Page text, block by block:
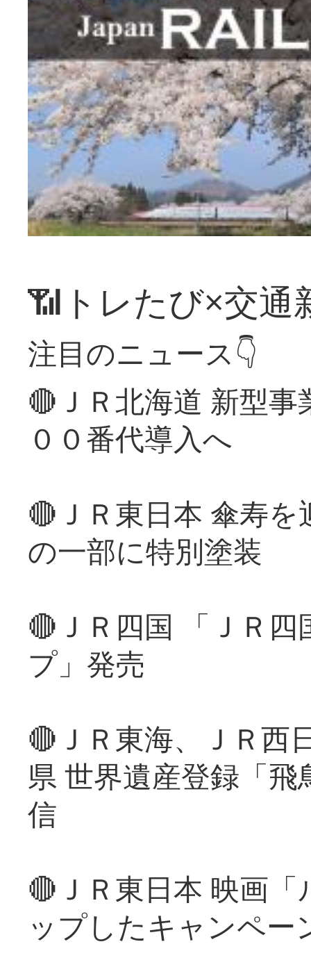
📶トレたび×交通
注目のニュース👇
🔴ＪＲ北海道 新型
００番代導入へ
🔴ＪＲ東日本 傘寿
の一部に特別塗装
🔴ＪＲ四国 「ＪＲ
プ」発売
🔴ＪＲ東海、ＪＲ西
県 世界遺産登録「
信
🔴ＪＲ東日本 映画
ップしたキャンペー